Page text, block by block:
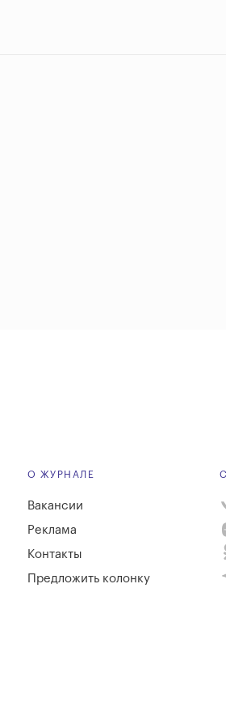
О ЖУРНАЛЕ
Вакансии
Реклама
Контакты
Предложить колонку